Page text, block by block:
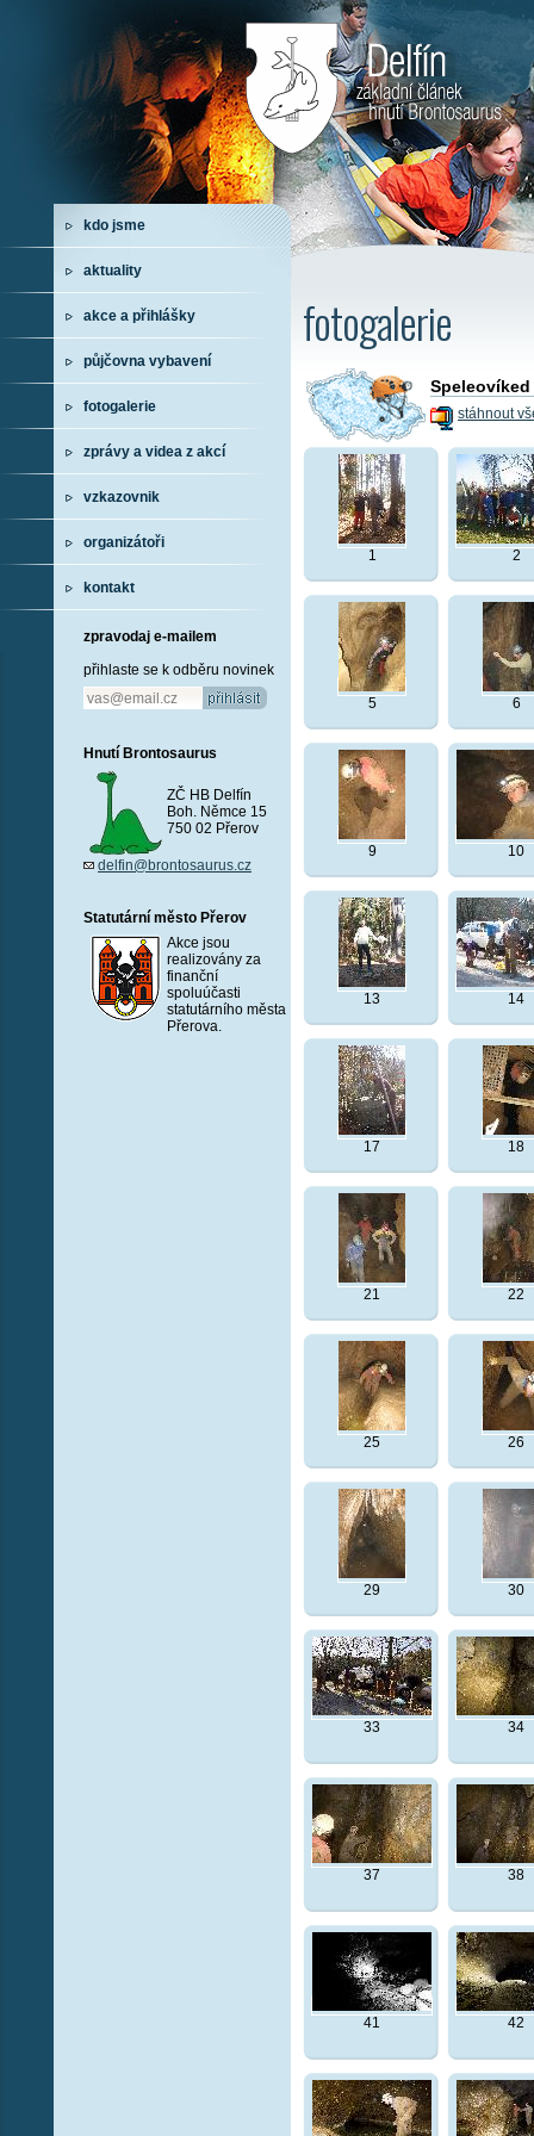
kdo jsme
aktuality
akce a přihlášky
půjčovna vybavení
fotogalerie
zprávy a videa z akcí
vzkazovnik
organizátoři
kontakt
zpravodaj e-mailem
přihlaste se k odběru novinek
Hnutí Brontosaurus
ZČ HB Delfín
Boh. Němce 15
750 02 Přerov
delfin@brontosaurus.cz
Statutární město Přerov
Akce jsou
realizovány za
finanční
spoluúčasti
statutárního města
Přerova.
fotogalerie
Speleovíked
stáhnout
1 2
5 6
9 10
13 14
17 18
21 22
25 26
29 30
33 34
37 38
41 42